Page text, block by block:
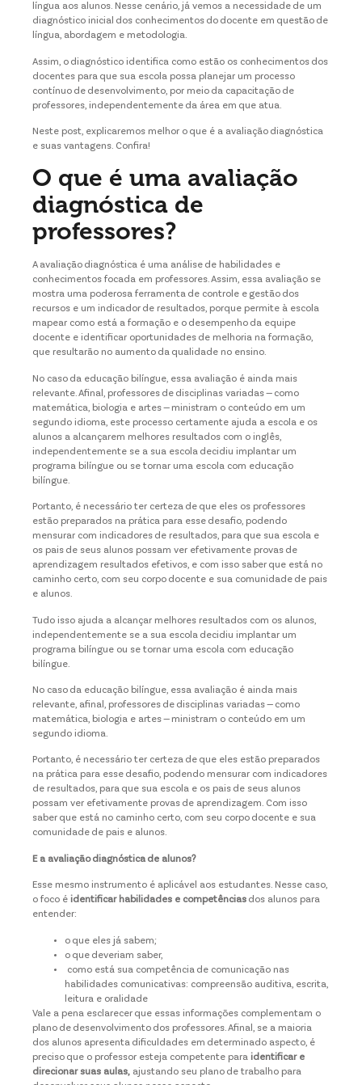
língua aos alunos. Nesse cenário, já vemos a necessidade de um
diagnóstico inicial dos conhecimentos do docente em questão de
língua, abordagem e metodologia.
Assim, o diagnóstico identifica como estão os conhecimentos dos
docentes para que sua escola possa planejar um processo
contínuo de desenvolvimento, por meio da capacitação de
professores, independentemente da área em que atua.
Neste post, explicaremos melhor o que é a avaliação diagnóstica
e suas vantagens. Confira!
O que é uma avaliação
diagnóstica de
professores?
A avaliação diagnóstica é uma análise de habilidades e
conhecimentos focada em professores. Assim, essa avaliação se
mostra uma poderosa ferramenta de controle e gestão dos
recursos e um indicador de resultados, porque permite à escola
mapear como está a formação e o desempenho da equipe
docente e identificar oportunidades de melhoria na formação,
que resultarão no aumento da qualidade no ensino.
No caso da educação bilíngue, essa avaliação é ainda mais
relevante. Afinal, professores de disciplinas variadas — como
matemática, biologia e artes — ministram o conteúdo em um
segundo idioma, este processo certamente ajuda a escola e os
alunos a alcançarem melhores resultados com o inglês,
independentemente se a sua escola decidiu implantar um
programa bilíngue ou se tornar uma escola com educação
bilíngue.
Portanto, é necessário ter certeza de que eles os professores
estão preparados na prática para esse desafio, podendo
mensurar com indicadores de resultados, para que sua escola e
os pais de seus alunos possam ver efetivamente provas de
aprendizagem resultados efetivos, e com isso saber que está no
caminho certo, com seu corpo docente e sua comunidade de pais
e alunos.
Tudo isso ajuda a alcançar melhores resultados com os alunos,
independentemente se a sua escola decidiu implantar um
programa bilíngue ou se tornar uma escola com educação
bilíngue.
No caso da educação bilíngue, essa avaliação é ainda mais
relevante, afinal, professores de disciplinas variadas — como
matemática, biologia e artes — ministram o conteúdo em um
segundo idioma.
Portanto, é necessário ter certeza de que eles estão preparados
na prática para esse desafio, podendo mensurar com indicadores
de resultados, para que sua escola e os pais de seus alunos
possam ver efetivamente provas de aprendizagem. Com isso
saber que está no caminho certo, com seu corpo docente e sua
comunidade de pais e alunos.
E a avaliação diagnóstica de alunos?
Esse mesmo instrumento é aplicável aos estudantes. Nesse caso,
o foco é identificar habilidades e competências dos alunos para
entender:
o que eles já sabem;
o que deveriam saber,
como está sua competência de comunicação nas
habilidades comunicativas: compreensão auditiva, escrita,
leitura e oralidade
Vale a pena esclarecer que essas informações complementam o
plano de desenvolvimento dos professores. Afinal, se a maioria
dos alunos apresenta dificuldades em determinado aspecto, é
preciso que o professor esteja competente para identificar e
direcionar suas aulas, ajustando seu plano de trabalho para